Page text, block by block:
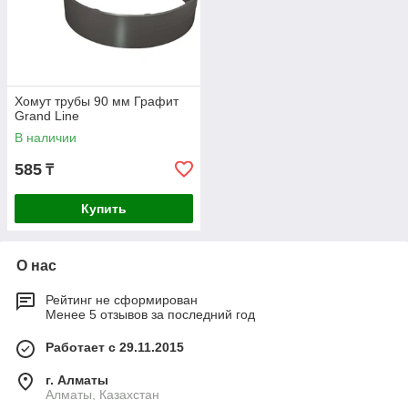
Хомут трубы 90 мм Графит
Grand Line
В наличии
585 ₸
Купить
О нас
Рейтинг не сформирован
Менее 5 отзывов за последний год
Работает с 29.11.2015
г. Алматы
Алматы, Казахстан